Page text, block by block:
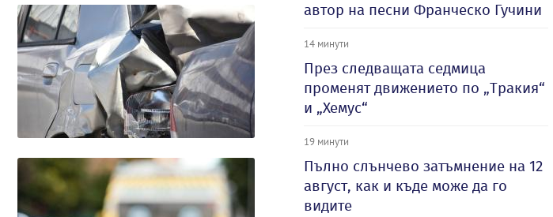
автор на песни Франческо Гучини
14 минути
През следващата седмица
променят движението по „Тракия“
и „Хемус“
19 минути
Пълно слънчево затъмнение на 12
август, как и къде може да го
видите